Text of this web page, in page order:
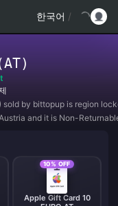
한국어 /
sold by bittopup is region
and it is Non-
10% OFF
Apple Gift Card 10